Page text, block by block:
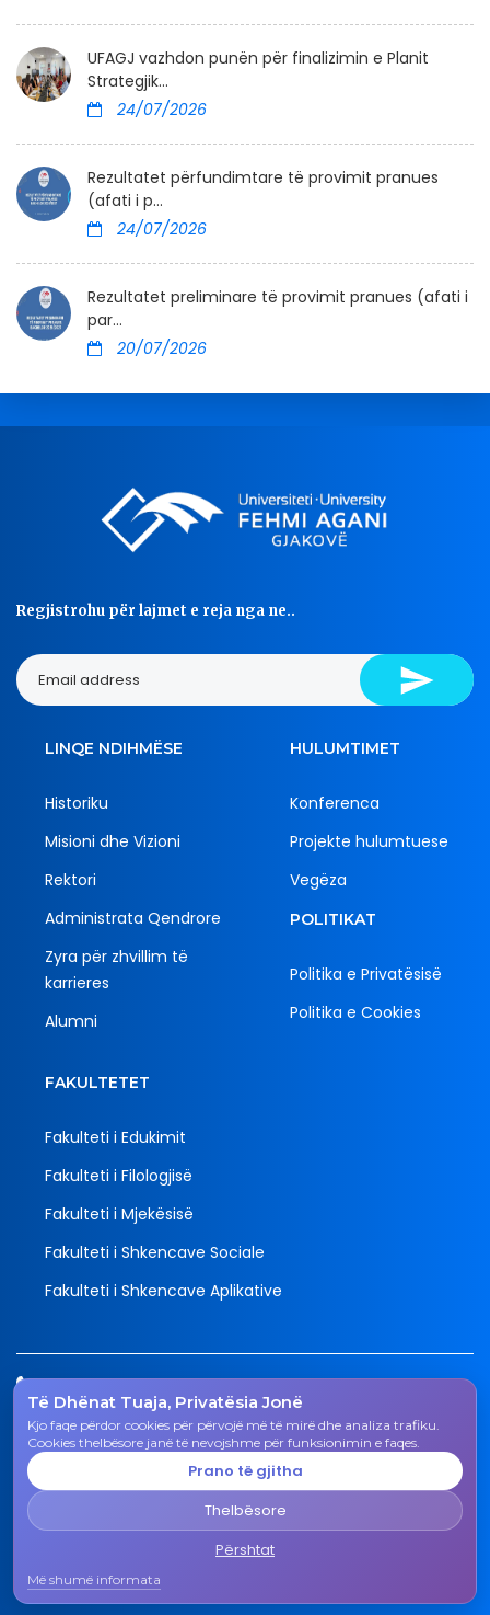
UFAGJ vazhdon punën për finalizimin e Planit
Strategjik...
24/07/2026
Rezultatet përfundimtare të provimit pranues
(afati i p...
24/07/2026
Rezultatet preliminare të provimit pranues (afati i
par...
20/07/2026
Të Dhënat Tuaja, Privatësia Jonë
Kjo faqe përdor cookies për përvojë më të mirë dhe analiza trafiku.
Cookies thelbësore janë të nevojshme për funksionimin e faqes.
Prano të gjitha
Thelbësore
Përshtat
Më shumë informata
Regjistrohu për lajmet e reja nga ne..
LINQE NDIHMËSE
Historiku
Misioni dhe Vizioni
Rektori
Administrata Qendrore
Zyra për zhvillim të
karrieres
Alumni
HULUMTIMET
Konferenca
Projekte hulumtuese
Vegëza
POLITIKAT
Politika e Privatësisë
Politika e Cookies
FAKULTETET
Fakulteti i Edukimit
Fakulteti i Filologjisë
Fakulteti i Mjekësisë
Fakulteti i Shkencave Sociale
Fakulteti i Shkencave Aplikative
038 200 20 831
Email
rektorati@uni-gjk.org
Rektorati - Rr. "Ismail Qemali", n.n., 50 000 Gjakovë,
Republika e Kosovës